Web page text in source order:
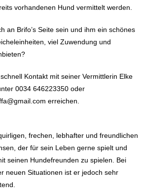
vorhandenen Hund vermittelt werden.
an Brifo’s Seite sein und ihm ein schönes
viel Zuwendung und
Kontakt mit seiner Vermittlerin Elke
0034 646223350 oder
erreichen.
frechen, lebhafter und freundlichen
der für sein Leben gerne spielt und
seinen Hundefreunden zu spielen. Bei
neuen Situationen ist er jedoch sehr